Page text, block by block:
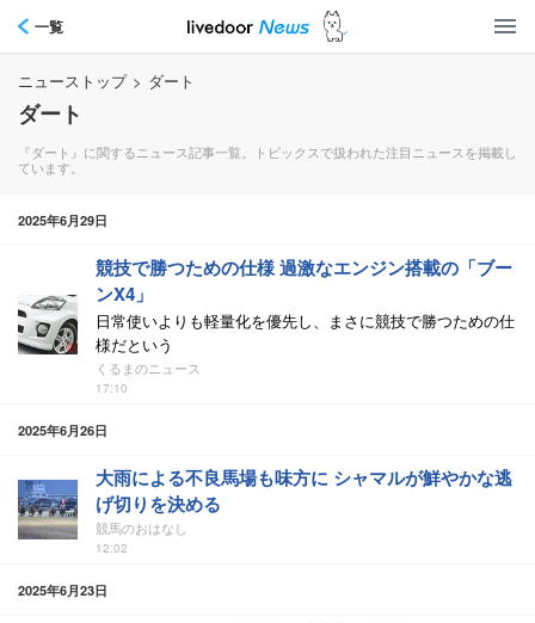
一覧
ニューストップ > ダート
ダート
『ダート』に関するニュース記事一覧。トピックスで扱われた注目ニュースを掲載し
ています。
2025年6月29日
競技で勝つための仕様 過激なエンジン搭載の「ブー
ンX4」
日常使いよりも軽量化を優先し、まさに競技で勝つための仕
様だという
くるまのニュース
17:10
2025年6月26日
大雨による不良馬場も味方に シャマルが鮮やかな逃
げ切りを決める
競馬のおはなし
12:02
2025年6月23日